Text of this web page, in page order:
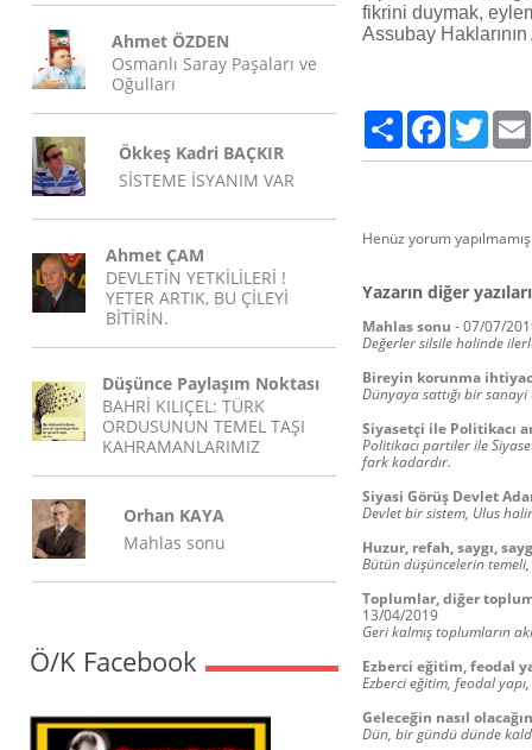
Ahmet ÖZDEN
Osmanlı Saray Paşaları ve
Oğulları
Ökkeş Kadri BAÇKIR
SİSTEME İSYANIM VAR
Ahmet ÇAM
DEVLETİN YETKİLİLERİ !
YETER ARTIK, BU ÇİLEYİ
BİTİRİN.
Düşünce Paylaşım Noktası
BAHRİ KILIÇEL: TÜRK
ORDUSUNUN TEMEL TAŞI
KAHRAMANLARIMIZ
Orhan KAYA
Mahlas sonu
Ö/K Facebook
fikrini duymak,
Assubay
Paylaş Facebook
Henüz yorum
Yazarın diğer yazıları
Mahlas sonu -07/07/
Değerler silsile halinde
Bireyin korunma
Dünyaya sattığı bir
Siyasetçi ile Politikacı
Politikacı partiler ile
fark kadardır.
Siyasi Görüş Devlet
Devlet bir sistem, Ulus
Huzur, refah, saygı,
Bütün düşüncelerin
Toplumlar, diğer
13/04/2019
Geri kalmış toplumların
Ezberci eğitim, feodal
Ezberci eğitim, feodal
Geleceğin nasıl
Dün, bir gündü dünde